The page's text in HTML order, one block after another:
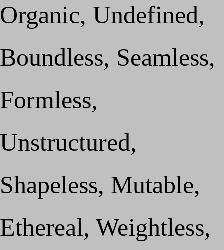
Organic, Undefined,
Boundless, Seamless,
Formless,
Unstructured,
Shapeless, Mutable,
Ethereal, Weightless,